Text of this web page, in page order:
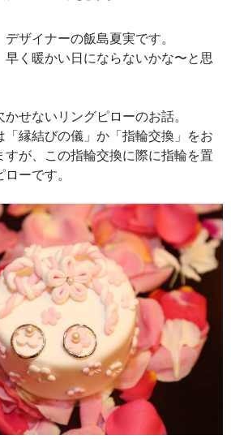
ザイナーの飯島夏実です。
早く暖かい日にならないかな〜と思
せないリングピローのお話。
縁結びの儀」か「指輪交換」をお
が、この指輪交換に際に指輪を置
ーです。